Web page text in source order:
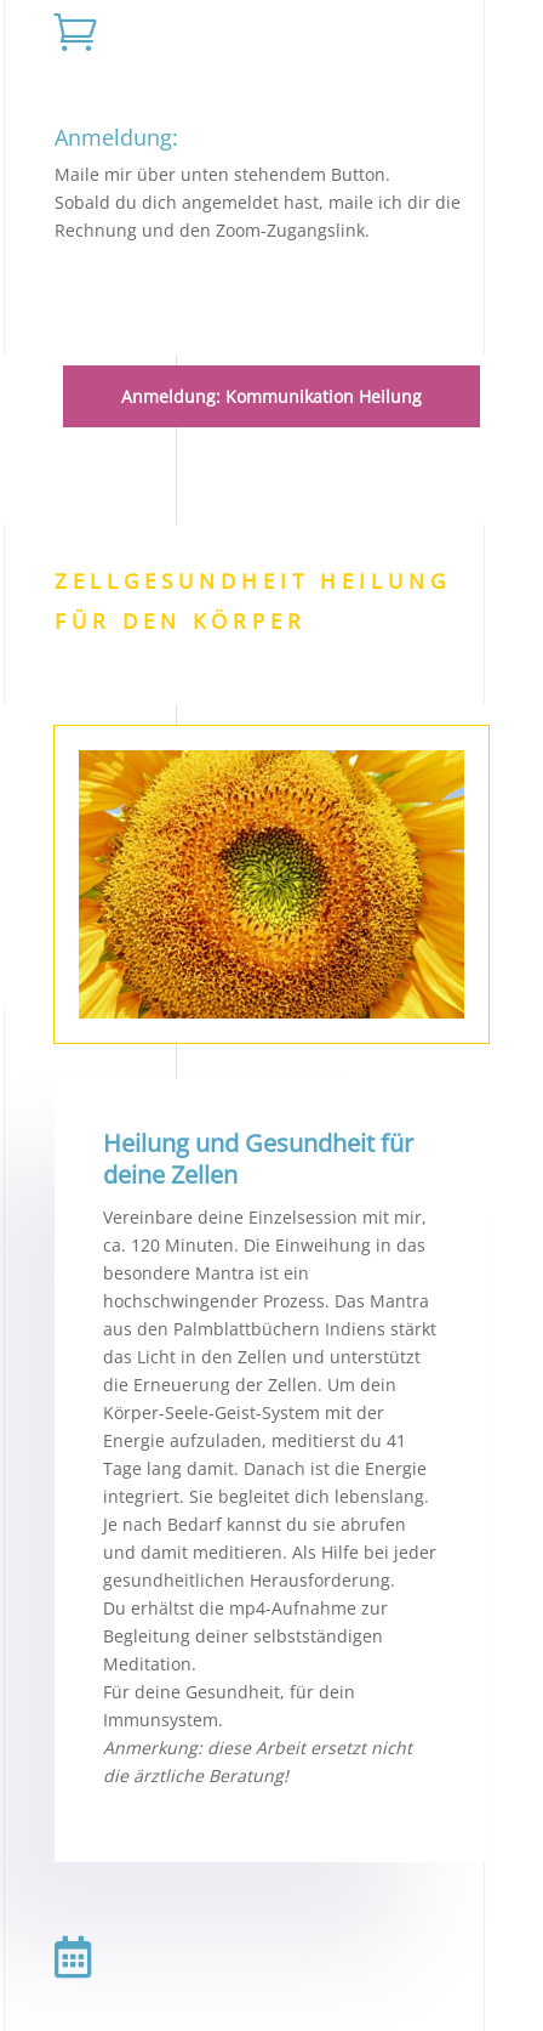

Anmeldung:
Maile mir über unten stehendem Button.
Sobald du dich angemeldet hast, maile ich dir die
Rechnung und den Zoom-Zugangslink.
Anmeldung: Kommunikation Heilung
ZELLGESUNDHEIT HEILUNG
FÜR DEN KÖRPER
Heilung und Gesundheit für
deine Zellen
Vereinbare deine Einzelsession mit mir,
ca. 120 Minuten. Die Einweihung in das
besondere Mantra ist ein
hochschwingender Prozess. Das Mantra
aus den Palmblattbüchern Indiens stärkt
das Licht in den Zellen und unterstützt
die Erneuerung der Zellen. Um dein
Körper-Seele-Geist-System mit der
Energie aufzuladen, meditierst du 41
Tage lang damit. Danach ist die Energie
integriert. Sie begleitet dich lebenslang.
Je nach Bedarf kannst du sie abrufen
und damit meditieren. Als Hilfe bei jeder
gesundheitlichen Herausforderung.
Du erhältst die mp4-Aufnahme zur
Begleitung deiner selbstständigen
Meditation.
Für deine Gesundheit, für dein
Immunsystem.
Anmerkung: diese Arbeit ersetzt nicht
die ärztliche Beratung!
